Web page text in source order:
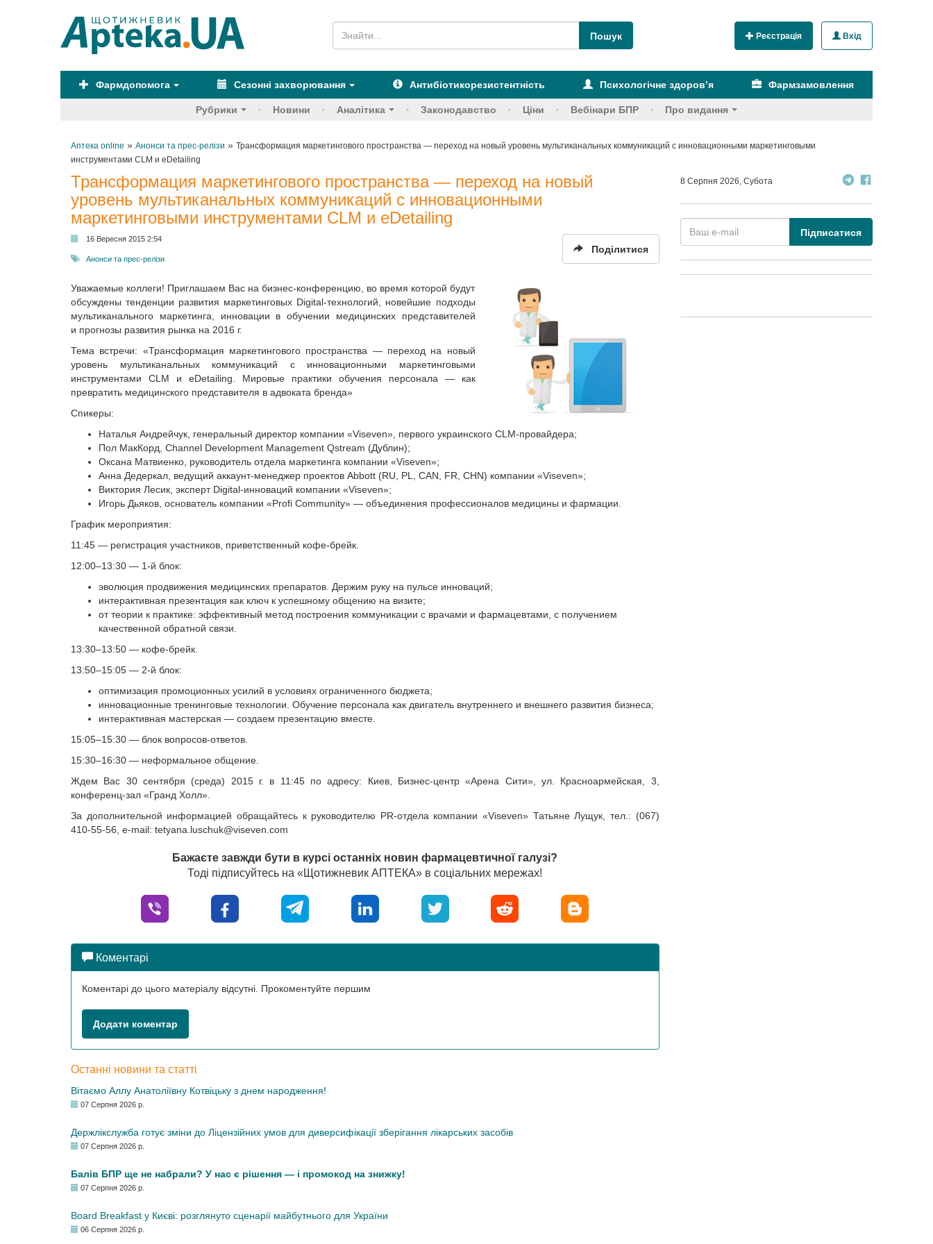
Реєстрація Вхід
Фармдопомога Сезонні захворювання Антибіотикорезистентність Психологічне здоров’я Фармзамовлення
Рубрики Новини Аналітика Законодавство Ціни Вебінари БПР Про видання
Аптека online » Анонси та прес-релізи » Трансформация маркетингового пространства — переход на новый уровень мультиканальных коммуникаций с инновационными маркетинговыми
инструментами CLM и eDetailing
Трансформация маркетингового пространства — переход на новый
уровень мультиканальных коммуникаций с инновационными
маркетинговыми инструментами CLM и eDetailing
16 Вересня 2015 2:54
Анонси та прес-релізи
Поділитися
Уважаемые коллеги! Приглашаем Вас на бизнес-конференцию, во время которой будут
обсуждены тенденции развития маркетинговых Digital-технологий, новейшие подходы
мультиканального маркетинга, инновации в обучении медицинских представителей
и прогнозы развития рынка на 2016 г.
Тема встречи: «Трансформация маркетингового пространства — переход на новый
уровень мультиканальных коммуникаций с инновационными маркетинговыми
инструментами CLM и eDetailing. Мировые практики обучения персонала — как
превратить медицинского представителя в адвоката бренда»
Спикеры:
Наталья Андрейчук, генеральный директор компании «Viseven», первого украинского CLM-провайдера;
Пол МакКорд, Channel Development Management Qstream (Дублин);
Оксана Матвиенко, руководитель отдела маркетинга компании «Viseven»;
Анна Дедеркал, ведущий аккаунт-менеджер проектов Abbott (RU, PL, CAN, FR, CHN) компании «Viseven»;
Виктория Лесик, эксперт Digital-инноваций компании «Viseven»;
Игорь Дьяков, основатель компании «Profi Community» — объединения профессионалов медицины и фармации.
График мероприятия:
11:45 — регистрация участников, приветственный кофе-брейк.
12:00–13:30 — 1-й блок:
эволюция продвижения медицинских препаратов. Держим руку на пульсе инноваций;
интерактивная презентация как ключ к успешному общению на визите;
от теории к практике: эффективный метод построения коммуникации с врачами и фармацевтами, с получением
качественной обратной связи.
13:30–13:50 — кофе-брейк.
13:50–15:05 — 2-й блок:
оптимизация промоционных усилий в условиях ограниченного бюджета;
инновационные тренинговые технологии. Обучение персонала как двигатель внутреннего и внешнего развития бизнеса;
интерактивная мастерская — создаем презентацию вместе.
15:05–15:30 — блок вопросов-ответов.
15:30–16:30 — неформальное общение.
Ждем Вас 30 сентября (среда) 2015 г. в 11:45 по адресу: Киев, Бизнес-центр «Арена Сити», ул. Красноармейская, 3,
конференц-зал «Гранд Холл».
За дополнительной информацией обращайтесь к руководителю PR-отдела компании «Viseven» Татьяне Лущук, тел.: (067)
410-55-56, e-mail: tetyana.luschuk@viseven.com
Бажаєте завжди бути в курсі останніх новин фармацевтичної галузі?
Тоді підписуйтесь на «Щотижневик АПТЕКА» в соціальних мережах!
Коментарі
Коментарі до цього матеріалу відсутні. Прокоментуйте першим
Додати коментар
Останні новини та статті
Вітаємо Аллу Анатоліївну Котвіцьку з днем народження!
07 Серпня 2026 р.
Держлікслужба готує зміни до Ліцензійних умов для диверсифікації зберігання лікарських засобів
07 Серпня 2026 р.
Балів БПР ще не набрали? У нас є рішення — і промокод на знижку!
07 Серпня 2026 р.
Board Breakfast у Києві: розглянуто сценарії майбутнього для України
06 Серпня 2026 р.
8 Серпня 2026, Субота
Підписатися